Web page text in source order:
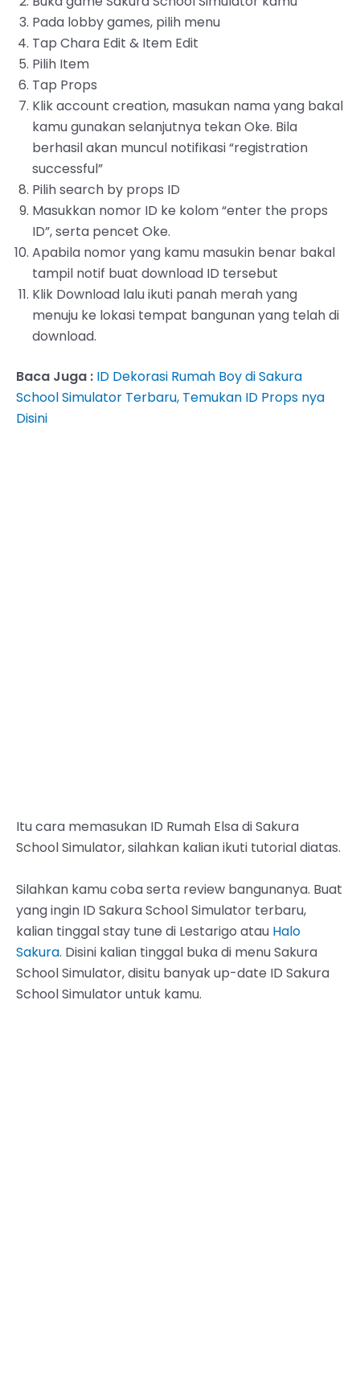
Pada lobby games, pilih menu
Tap Chara Edit & Item Edit
Pilih Item
Tap Props
‌Klik account creation, masukan nama yang bakal
kamu gunakan selanjutnya tekan Oke. Bila
berhasil akan muncul notifikasi “registration
successful”
‌Pilih search by props ID
‌Masukkan nomor ID ke kolom “enter the props
ID”, serta pencet Oke.
Apabila nomor yang kamu masukin benar bakal
tampil notif buat download ID tersebut
Klik Download lalu ikuti panah merah yang
menuju ke lokasi tempat bangunan yang telah di
download.
Baca Juga : ID Dekorasi Rumah Boy di Sakura
School Simulator Terbaru, Temukan ID Props nya
Disini
Itu cara memasukan ID Rumah Elsa di Sakura
School Simulator, silahkan kalian ikuti tutorial diatas.
Silahkan kamu coba serta review bangunanya. Buat
yang ingin ID Sakura School Simulator terbaru,
kalian tinggal stay tune di Lestarigo atau Halo
Sakura. Disini kalian tinggal buka di menu Sakura
School Simulator, disitu banyak up-date ID Sakura
School Simulator untuk kamu.